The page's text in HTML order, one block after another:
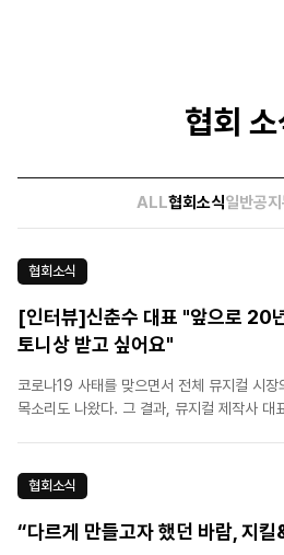
협회 소
ALL협회소식일반공지
협회소식
[인터뷰]신춘수 대표 "앞으로 20
토니상 받고 싶어요"
코로나19 사태를 맞으면서 전체 뮤지컬 시
목소리도 나왔다. 그 결과, 뮤지컬 제작사 대
이 합리적으로 바뀌어야 한다는 목소리가 나
협회소식
“다르게 만들고자 했던 바람, 지